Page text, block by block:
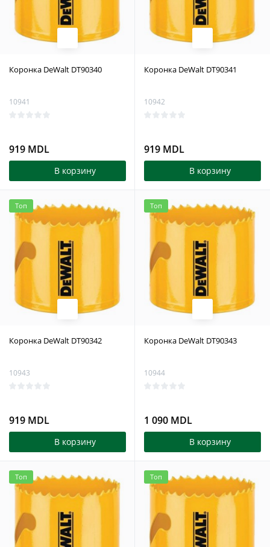
Коронка DeWalt DT90340
10941
919 MDL
В корзину
Коронка DeWalt DT90341
10942
919 MDL
В корзину
Топ
Коронка DeWalt DT90342
10943
919 MDL
В корзину
Топ
Коронка DeWalt DT90343
10944
1 090 MDL
В корзину
Топ Топ